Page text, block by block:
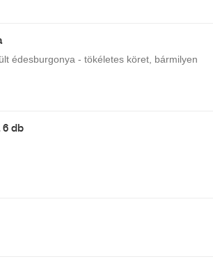
édesburgonya - tökéletes köret, bármilyen
6 db